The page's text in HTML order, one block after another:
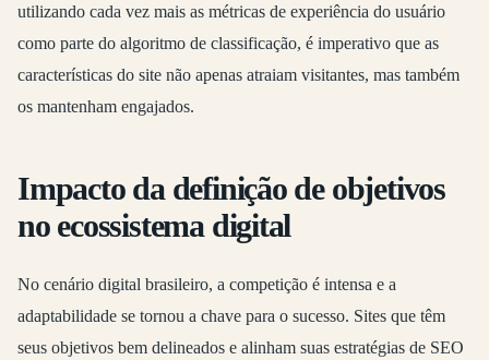
utilizando cada vez mais as métricas de experiência do usuário
como parte do algoritmo de classificação, é imperativo que as
características do site não apenas atraiam visitantes, mas também
os mantenham engajados.
Impacto da definição de objetivos
no ecossistema digital
No cenário digital brasileiro, a competição é intensa e a
adaptabilidade se tornou a chave para o sucesso. Sites que têm
seus objetivos bem delineados e alinham suas estratégias de SEO